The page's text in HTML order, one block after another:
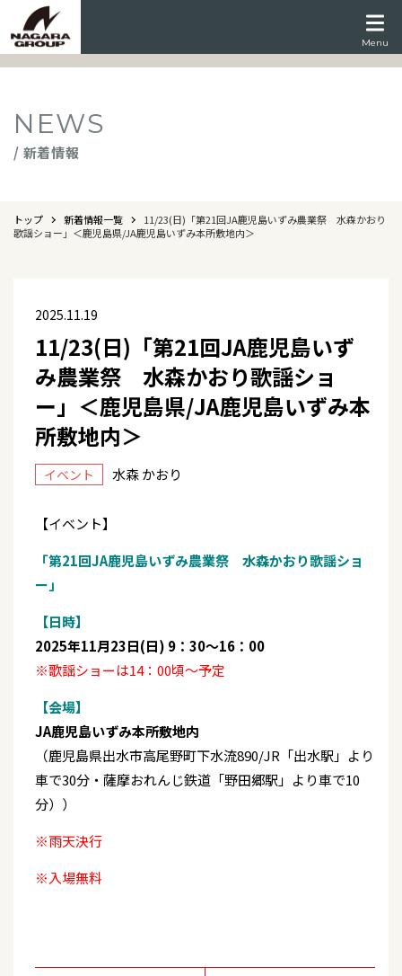
Menu
NEWS
/ 新着情報
トップ 新着情報一覧
11/23(日)「第21回JA鹿児島いずみ農業祭 水森かおり
歌謡ショー」＜鹿児島県/JA鹿児島いずみ本所敷地内＞
2025.11.19
11/23(日)「第21回JA鹿児島いず
み農業祭 水森かおり歌謡ショ
ー」＜鹿児島県/JA鹿児島いずみ本
所敷地内＞
イベント 水森 かおり
【イベント】
「第21回JA鹿児島いずみ農業祭 水森かおり歌謡ショ
ー」
【日時】
2025年11月23日(日) 9：30～16：00
※歌謡ショーは14：00頃～予定
【会場】
JA鹿児島いずみ本所敷地内
（鹿児島県出水市高尾野町下水流890/JR「出水駅」より
車で30分・薩摩おれんじ鉄道「野田郷駅」より車で10
分））
※雨天決行
※入場無料